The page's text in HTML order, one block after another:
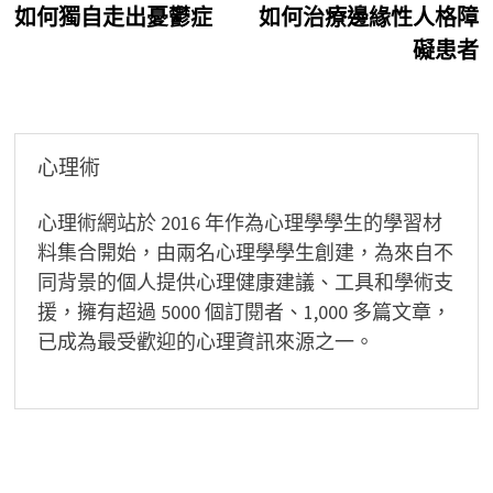
章
post:
如何獨自走出憂鬱症
如何治療邊緣性人格障
礙患者
心理術
心理術網站於 2016 年作為心理學學生的學習材
料集合開始，由兩名心理學學生創建，為來自不
同背景的個人提供心理健康建議、工具和學術支
援，擁有超過 5000 個訂閱者、1,000 多篇文章，
已成為最受歡迎的心理資訊來源之一。